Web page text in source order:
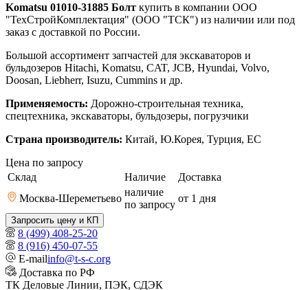
Komatsu 01010-31885 Болт купить в компании ООО
"ТехСтройКомплектация" (ООО "ТСК") из наличии или под
заказ с доставкой по России.
Большой ассортимент запчастей для экскаваторов и
бульдозеров Hitachi, Komatsu, CAT, JCB, Hyundai, Volvo,
Doosan, Liebherr, Isuzu, Cummins и др.
Применяемость: Дорожно-строительная техника,
спецтехника, экскаваторы, бульдозеры, погрузчики
Страна производитель: Китай, Ю.Корея, Турция, ЕС
Цена по запросу
Склад
Наличие
Доставка
Москва-Шереметьево
наличие
по запросу
от 1 дня
Запросить цену и КП
8 (499) 408-25-20
8 (916) 450-07-55
E-mailinfo@t-s-c.org
Доставка по РФ
ТК Деловые Линии, ПЭК, СДЭК